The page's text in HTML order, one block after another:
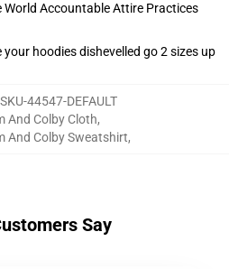
Accountable Attire Practices
hoodies dishevelled go 2 sizes up
44547-DEFAULT
And Colby Cloth,
And Colby Sweatshirt,
Say